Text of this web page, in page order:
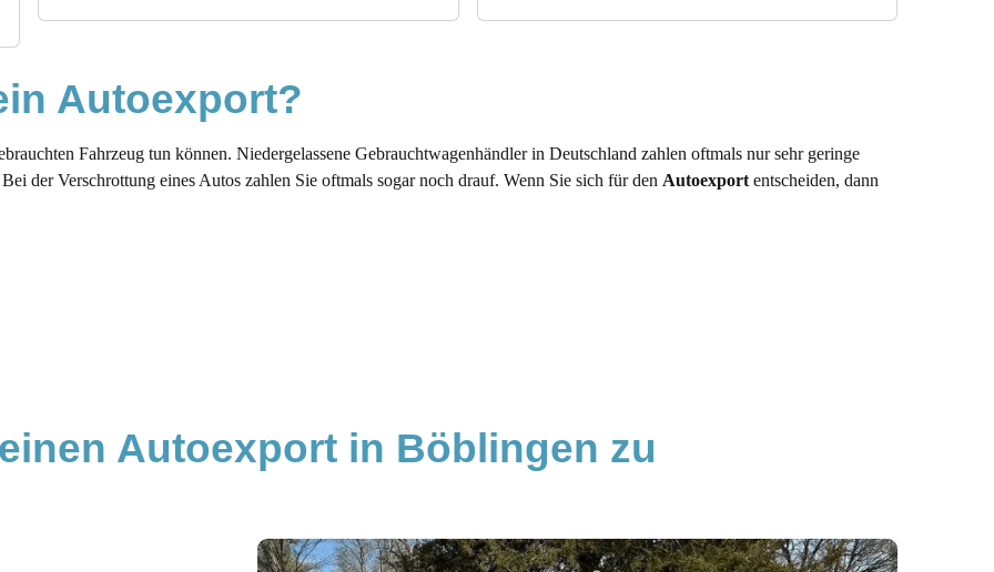
Autoexport?
Fahrzeug tun können. Niedergelassene Gebrauchtwagenhändler in Deutschland zahlen oftmals nur sehr geringe
der Verschrottung eines Autos zahlen Sie oftmals sogar noch drauf. Wenn Sie sich für den Autoexport entscheiden, dann
Autoexport in Böblingen zu